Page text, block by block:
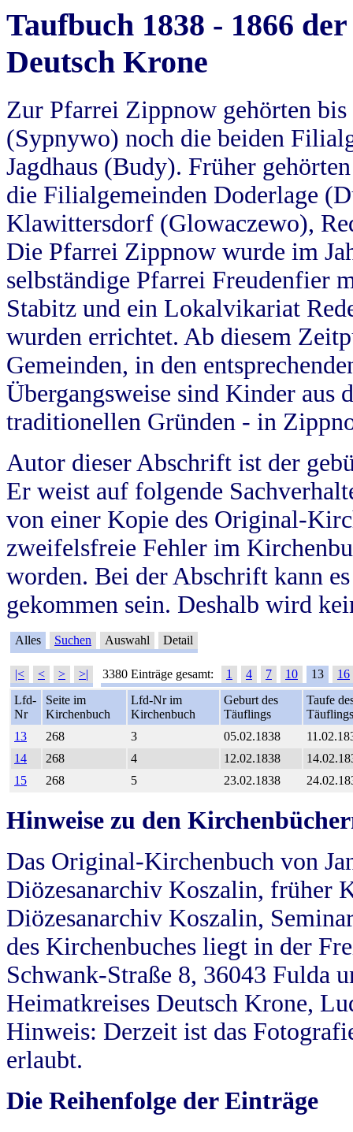
Taufbuch 1838 - 1866
Deutsch Krone
Zur Pfarrei Zippnow gehörten
(Sypnywo) noch die beiden
Jagdhaus (Budy). Früher
die Filialgemeinden Doderlage
Klawittersdorf (Glowaczewo),
Die Pfarrei Zippnow wurde im
selbständige Pfarrei Freudenfier
Stabitz und ein Lokalvikariat
wurden errichtet. Ab diesem
Gemeinden, in den
Übergangsweise sind Kinder aus
traditionellen Gründen - in
Autor dieser Abschrift ist der
Er weist auf folgende
von einer Kopie des Original-
zweifelsfreie Fehler im
worden. Bei der Abschrift kann
gekommen sein. Deshalb wird
Alles Suchen Auswahl Detail
|< < > >| 3380 Einträge gesamt: 1 4 7 10 13
16
Lfd-
Nr
Seite im
Kirchenbuch
Lfd-Nr im
Kirchenbuch
Geburt des
Täuflings
Taufe
Täuflings
13
268 3 05.02.1838
14
268 4 12.02.1838
15
268 5 23.02.1838
Hinweise zu den
Das Original-Kirchenbuch von
Diözesanarchiv Koszalin, früher
Diözesanarchiv Koszalin,
des Kirchenbuches liegt in der
Schwank-Straße 8, 36043 Fulda
Heimatkreises Deutsch Krone,
Hinweis: Derzeit ist das
erlaubt.
Die Reihenfolge der Einträge